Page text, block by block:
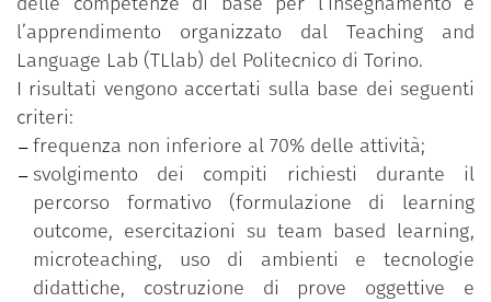
l’apprendimento organizzato dal Teaching and
Language Lab (TLlab) del Politecnico di Torino.
I risultati vengono accertati sulla base dei seguenti
criteri:
frequenza non inferiore al 70% delle attività;
svolgimento dei compiti richiesti durante il
percorso formativo (formulazione di learning
outcome, esercitazioni su team based learning,
microteaching, uso di ambienti e tecnologie
didattiche, costruzione di prove oggettive e